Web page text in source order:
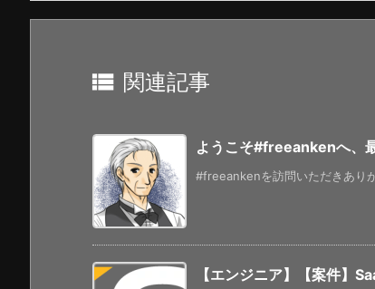
 関連記事
ようこそ#freeankenへ、
#freeankenを訪問いただきあり
【エンジニア】【案件】